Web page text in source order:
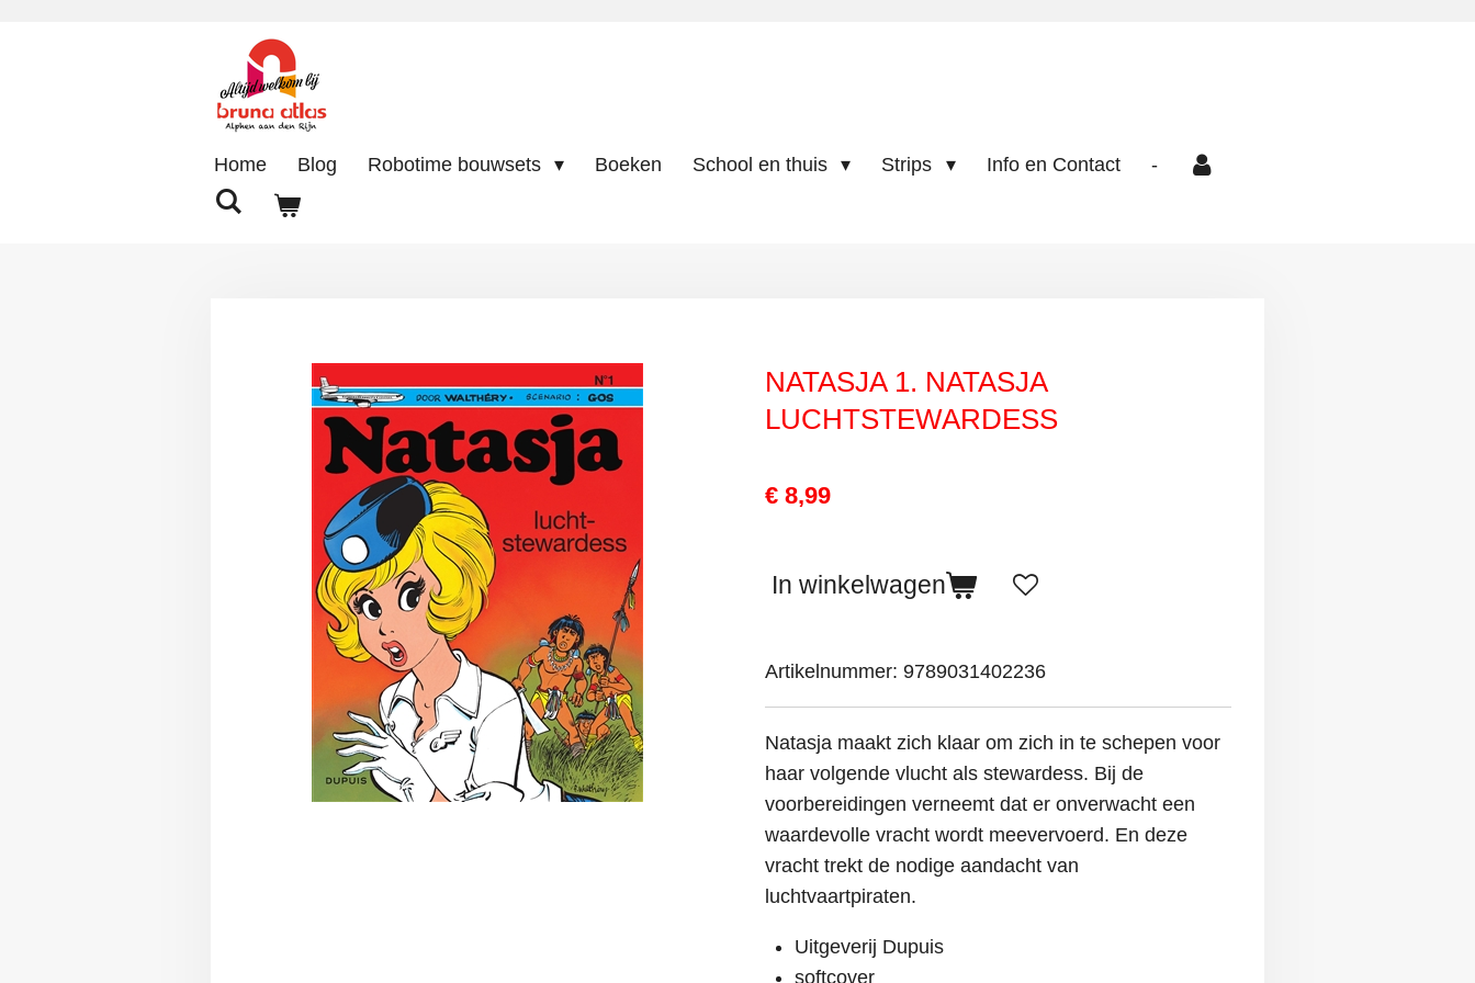
Home Blog Robotime bouwsets Boeken School en thuis Strips Info en Contact -
NATASJA 1. NATASJA
LUCHTSTEWARDESS
€ 8,99
In winkelwagen
Artikelnummer: 9789031402236
Natasja maakt zich klaar om zich in te schepen voor
haar volgende vlucht als stewardess. Bij de
voorbereidingen verneemt dat er onverwacht een
waardevolle vracht wordt meevervoerd. En deze
vracht trekt de nodige aandacht van
luchtvaartpiraten.
Uitgeverij Dupuis
softcover